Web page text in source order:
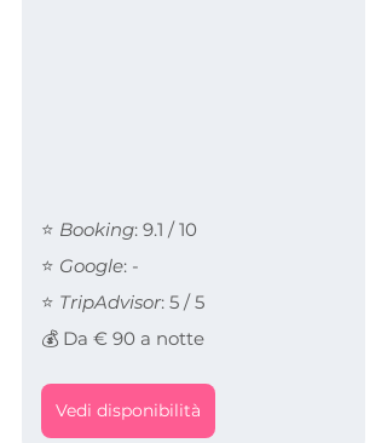
⭐ Booking: 9.1 / 10
⭐ Google: -
⭐ TripAdvisor: 5 / 5
💰 Da € 90 a notte
Vedi disponibilità